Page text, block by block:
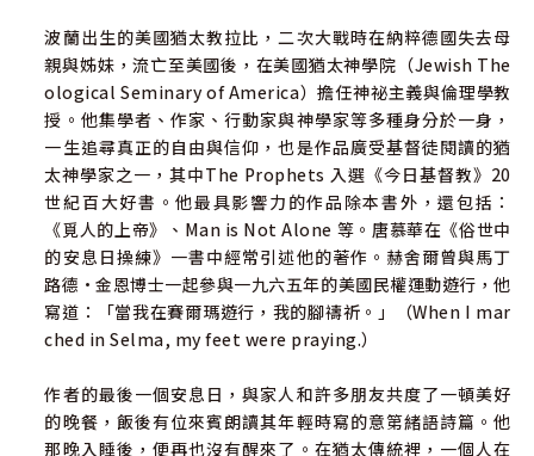
波蘭出生的美國猶太教拉比，二次大戰時在納粹德國失去母
親與姊妹，流亡至美國後，在美國猶太神學院（Jewish The
ological Seminary of America）擔任神祕主義與倫理學教
授。他集學者、作家、行動家與神學家等多種身分於一身，
一生追尋真正的自由與信仰，也是作品廣受基督徒閱讀的猶
太神學家之一，其中The Prophets 入選《今日基督教》20
世紀百大好書。他最具影響力的作品除本書外，還包括：
《覓人的上帝》、Man is Not Alone 等。唐慕華在《俗世中
的安息日操練》一書中經常引述他的著作。赫舍爾曾與馬丁
路德•金恩博士一起參與一九六五年的美國民權運動遊行，他
寫道：「當我在賽爾瑪遊行，我的腳禱祈。」（When I mar
ched in Selma, my feet were praying.）
作者的最後一個安息日，與家人和許多朋友共度了一頓美好
的晚餐，飯後有位來賓朗讀其年輕時寫的意第緒語詩篇。他
那晚入睡後，便再也沒有醒來了。在猶太傳統裡，一個人在